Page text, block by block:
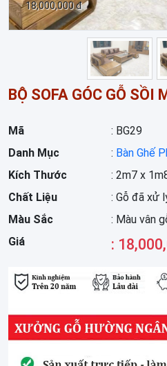
18,000,000 đ
BỘ SOFA GÓC GỖ SỒI
Mã
: BG29
Danh Mục
: Bàn Ghế
Kích Thước
: 2m7 x
Chất Liệu
: Gỗ đã xử
Màu Sắc
: Màu vân
Giá
: